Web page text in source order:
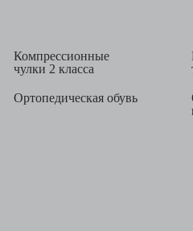
Компрессионные
чулки 2 класса
Ортопедическая обувь